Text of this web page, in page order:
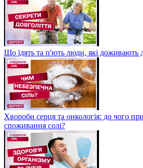
Що їдять та п'ють люди, які доживають
Хвороби серця та онкологія: до чого
споживання солі?